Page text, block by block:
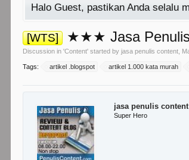
Halo Guest, pastikan Anda selalu
[WTS] ★★★ Jasa Penulis
Discussion in 'Content' started byjasa penulis content
Tags: artikel .blogspot artikel 1.000 kata murah
jasa penulis content
Super Hero